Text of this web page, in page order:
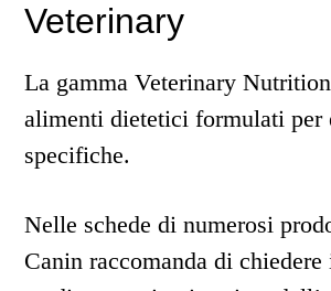
Veterinary
La gamma Veterinary
alimenti dietetici formulati per
specifiche.
Nelle schede di numerosi
Canin raccomanda di